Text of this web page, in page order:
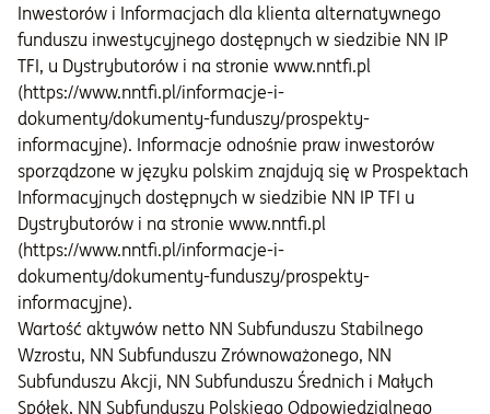
Inwestorów i Informacjach dla klienta alternatywnego
funduszu inwestycyjnego dostępnych w siedzibie NN IP
TFI, u Dystrybutorów i na stronie www.nntfi.pl
(https://www.nntfi.pl/informacje-i-
dokumenty/dokumenty-funduszy/prospekty-
informacyjne). Informacje odnośnie praw inwestorów
sporządzone w języku polskim znajdują się w Prospektach
Informacyjnych dostępnych w siedzibie NN IP TFI u
Dystrybutorów i na stronie www.nntfi.pl
(https://www.nntfi.pl/informacje-i-
dokumenty/dokumenty-funduszy/prospekty-
informacyjne).
Wartość aktywów netto NN Subfunduszu Stabilnego
Wzrostu, NN Subfunduszu Zrównoważonego, NN
Subfunduszu Akcji, NN Subfunduszu Średnich i Małych
Spółek, NN Subfunduszu Polskiego Odpowiedzialnego